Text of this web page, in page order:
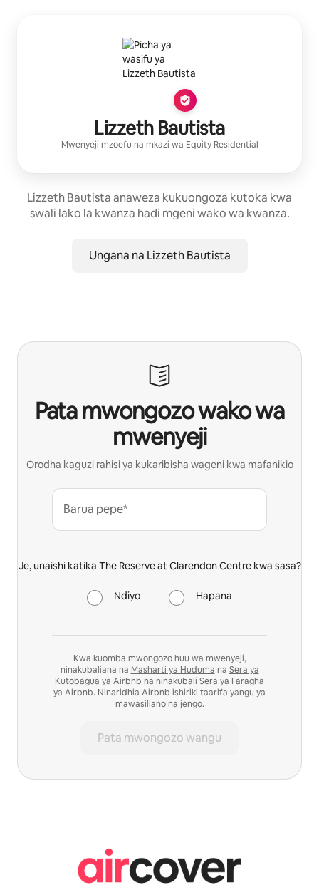
Lizzeth Bautista
Mwenyeji mzoefu na mkazi wa Equity Residential
Lizzeth Bautista anaweza kukuongoza kutoka kwa
swali lako la kwanza hadi mgeni wako wa kwanza.
Ungana na Lizzeth Bautista
Pata mwongozo wako wa
mwenyeji
Orodha kaguzi rahisi ya kukaribisha wageni kwa mafanikio
Barua pepe*
Je, unaishi katika The Reserve at Clarendon Centre kwa sasa?
Ndiyo Hapana
Kwa kuomba mwongozo huu wa mwenyeji,
ninakubaliana na Masharti ya Huduma na Sera ya
Kutobagua ya Airbnb na ninakubali Sera ya Faragha
ya Airbnb. Ninaridhia Airbnb ishiriki taarifa yangu ya
mawasiliano na jengo.
Pata mwongozo wangu